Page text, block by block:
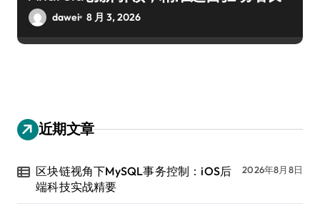
dawei 8 月 3, 2026
近期文章
区块链视角下MySQL事务控制：iOS后
端科技实战精要
2026年8月8日